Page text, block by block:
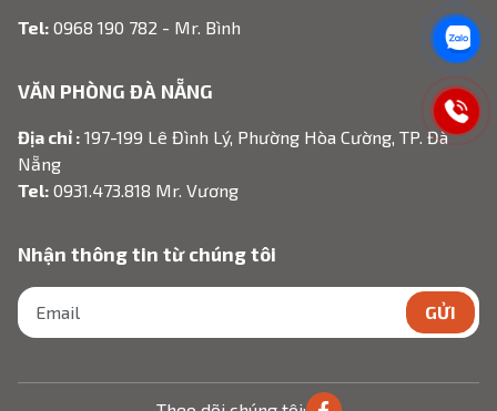
Tel: 0968 190 782 - Mr. Bình
VĂN PHÒNG ĐÀ NẴNG
Địa chỉ : 197-199 Lê Đình Lý, Phường Hòa Cường, TP. Đà
Nẵng
Tel: 0931.473.818 Mr. Vương
Nhận thông tin từ chúng tôi
GỬI